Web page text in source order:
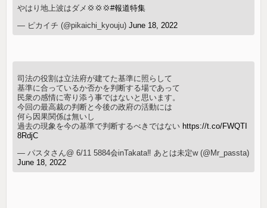
やはり地上波はダメ💢💢💢#報道特集
— ピカイチ (@pikaichi_kyouju)June 18, 2022
司法の役割は立法府が建てた基準に照らして
基準に合っているか否かを判断する場であって
民衆の感情に寄り添う事ではないと思います。
今回の最高裁の判断と今後の政府の活動には
何ら因果関係は無いし
過去の現象を今の基準で判断するべきではない https://t.co/FWQTI
8RdjC
— パスタさん@ 6/11 5884会inTakata‼ あとは未定w (@Mr_passta)
June 18, 2022